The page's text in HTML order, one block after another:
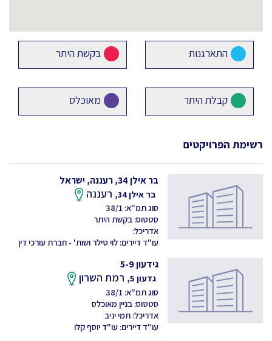
התארגנות בקשת היתר
קבלת היתר מאוכלס
רשימת הפרויקטים
בר אילן 34, רעננה, ישראל
בר אילן 34, רעננה
סוג תמ"א: 38/1
סטטוס: בקשת היתר
אדריכל:
עו"ד דיירים: לוי טילר ושות' - חברת עורכי דין
גידעון 5-9
גדעון 5, רמת השרון
סוג תמ"א: 38/1
סטטוס: בניין מאוכלס
אדריכל: תמי יניב
עו"ד דיירים: עו"ד יוסף קלו